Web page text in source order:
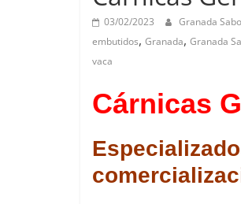
03/02/2023 Granada
embutidos, Granada, Granada
vaca
Cárnicas